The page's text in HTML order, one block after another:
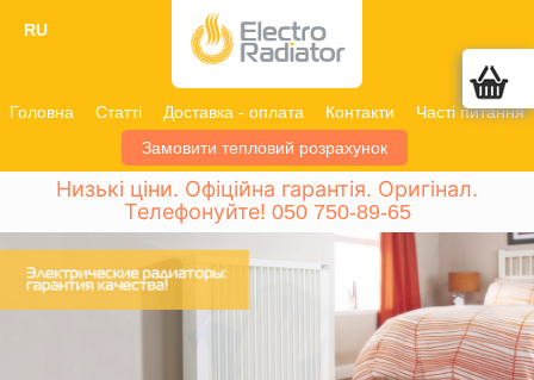
Головна Статті Доставка - оплата Контакти
Часті питання
Замовити тепловий розрахунок
RU
Низькі ціни. Офіційна гарантія. Оригінал.
Телефонуйте! 050 750-89-65